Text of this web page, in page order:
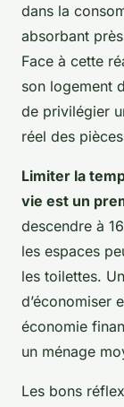
dans la
absorbant
Face à cette
son logement
de privilégier
réel des
Limiter la
vie est un
descendre à
les espaces
les toilettes.
d’économiser
économie
un ménage
Les bons